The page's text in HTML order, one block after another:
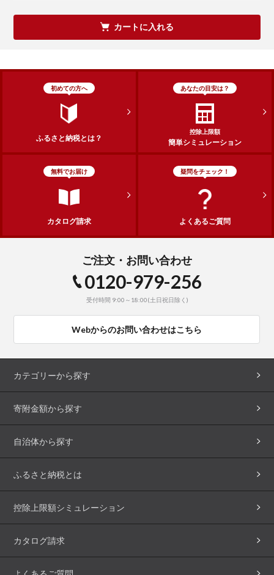
カートに入れる
初めての方へ
ふるさと納税とは？
あなたの目安は？
控除上限額
簡単シミュレーション
無料でお届け
カタログ請求
疑問をチェック！
よくあるご質問
ご注文・お問い合わせ
0120-979-256
受付時間 9:00～18:00(土日祝日除く)
Webからのお問い合わせはこちら
カテゴリーから探す
寄附金額から探す
自治体から探す
ふるさと納税とは
控除上限額シミュレーション
カタログ請求